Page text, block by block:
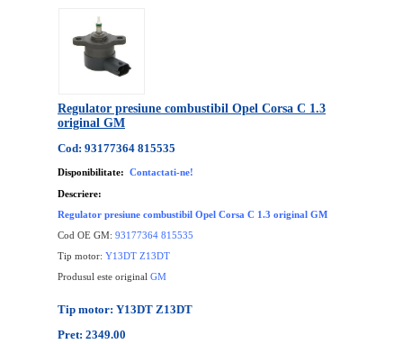
Regulator presiune combustibil Opel Corsa C 1.3
original GM
Cod: 93177364 815535
Disponibilitate: Contactati-ne!
Descriere:
Regulator presiune combustibil Opel Corsa C 1.3 original GM
Cod OE GM: 93177364 815535
Tip motor: Y13DT Z13DT
Produsul este original GM
Tip motor: Y13DT Z13DT
Pret: 2349.00